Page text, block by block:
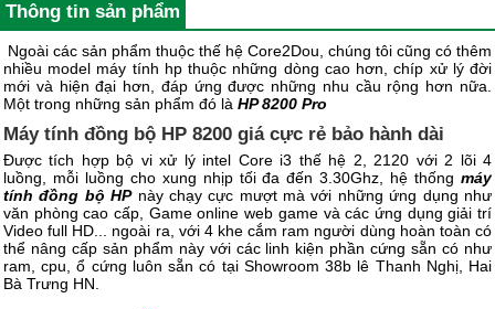
Thông tin sản phẩm
Ngoài các sản phẩm thuộc thế hệ Core2Dou, chúng tôi cũng có thêm
nhiều model máy tính hp thuộc những dòng cao hơn, chíp xử lý đời
mới và hiện đại hơn, đáp ứng được những nhu cầu rộng hơn nữa.
Một trong những sản phẩm đó là HP 8200 Pro
Máy tính đồng bộ HP 8200 giá cực rẻ bảo hành dài
Được tích hợp bộ vi xử lý intel Core i3 thế hệ 2, 2120 với 2 lõi 4
luồng, mỗi luồng cho xung nhịp tối đa đến 3.30Ghz, hệ thống máy
tính đồng bộ HPnày chạy cực mượt mà với những ứng dụng như
văn phòng cao cấp, Game online web game và các ứng dụng giải trí
Video full HD... ngoài ra, với 4 khe cắm ram người dùng hoàn toàn có
thể nâng cấp sản phẩm này với các linh kiện phần cứng sẵn có như
ram, cpu, ổ cứng luôn sẵn có tại Showroom 38b lê Thanh Nghị, Hai
Bà Trưng HN.